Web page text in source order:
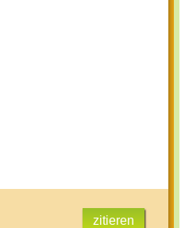
zitieren